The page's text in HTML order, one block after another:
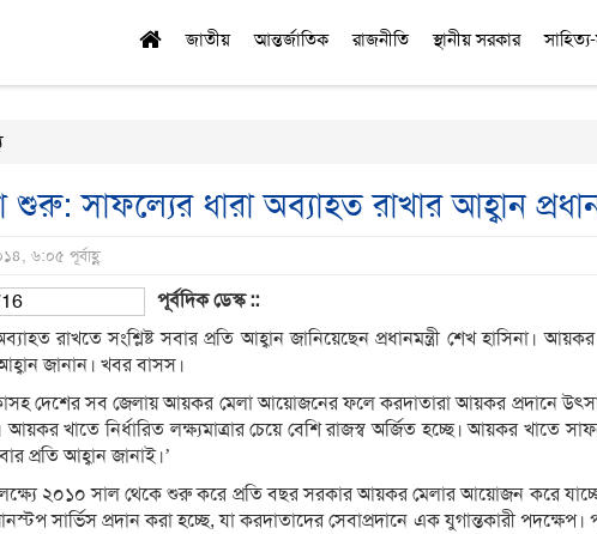
জাতীয় আন্তর্জাতিক রাজনীতি স্থানীয় সরকার
সাফল্যের ধারা অব্যাহত রাখার আহ্বান
৬:০৫ পূর্বাহ্ণ
পূর্বদিক ডেস্ক ::
রাখতে সংশ্লিষ্ট সবার প্রতি আহ্বান জানিয়েছেন প্রধানমন্ত্রী শেখ হাসিনা।
জানান। খবর বাসস।
দেশের সব জেলায় আয়কর মেলা আয়োজনের ফলে করদাতারা আয়কর প্রদানে
খাতে নির্ধারিত লক্ষ্যমাত্রার চেয়ে বেশি রাজস্ব অর্জিত হচ্ছে। আয়কর খাতে
প্রতি আহ্বান জানাই।’
২০১০ সাল থেকে শুরু করে প্রতি বছর সরকার আয়কর মেলার আয়োজন করে
সার্ভিস প্রদান করা হচ্ছে, যা করদাতাদের সেবাপ্রদানে এক যুগান্তকারী পদক্ষেপ।